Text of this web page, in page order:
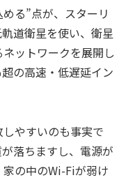
る”点が、スターリ
道衛星を使い、衛星
ットワークを展開し
の高速・低遅延イン
やすいのも事実で
落ちますし、電源が
の中のWi-Fiが弱け